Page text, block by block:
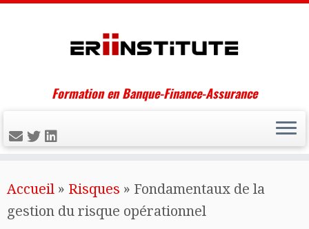
to
content
Formation en Banque-Finance-Assurance
Accueil » Risques » Fondamentaux de la
gestion du risque opérationnel